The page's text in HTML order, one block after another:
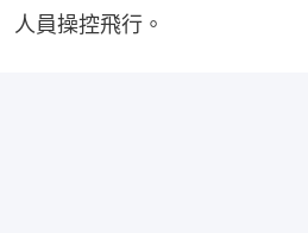
人員操控飛行。